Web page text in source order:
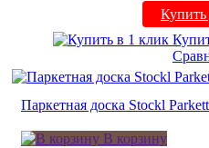
Купить
Паркетная доска Stockl
В корзину